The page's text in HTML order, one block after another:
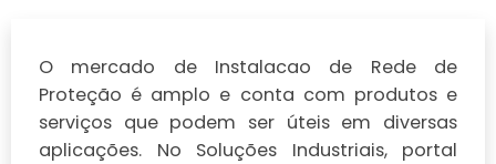
Instalação De Cerca Proteção Campinas
Instalação De Cerca Removível
Comprar Rede De Proteção
O mercado de Instalacao de Rede de
Proteção é amplo e conta com produtos e
serviços que podem ser úteis em diversas
aplicações. No Soluções Industriais, portal